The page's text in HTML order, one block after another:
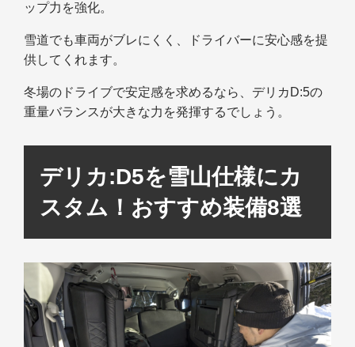
ップ力を強化。
雪道でも車両がブレにくく、ドライバーに安心感を提
供してくれます。
冬場のドライブで安定感を求めるなら、デリカD:5の
重量バランスが大きな力を発揮するでしょう。
デリカ:D5を雪山仕様にカ
スタム！おすすめ装備8選